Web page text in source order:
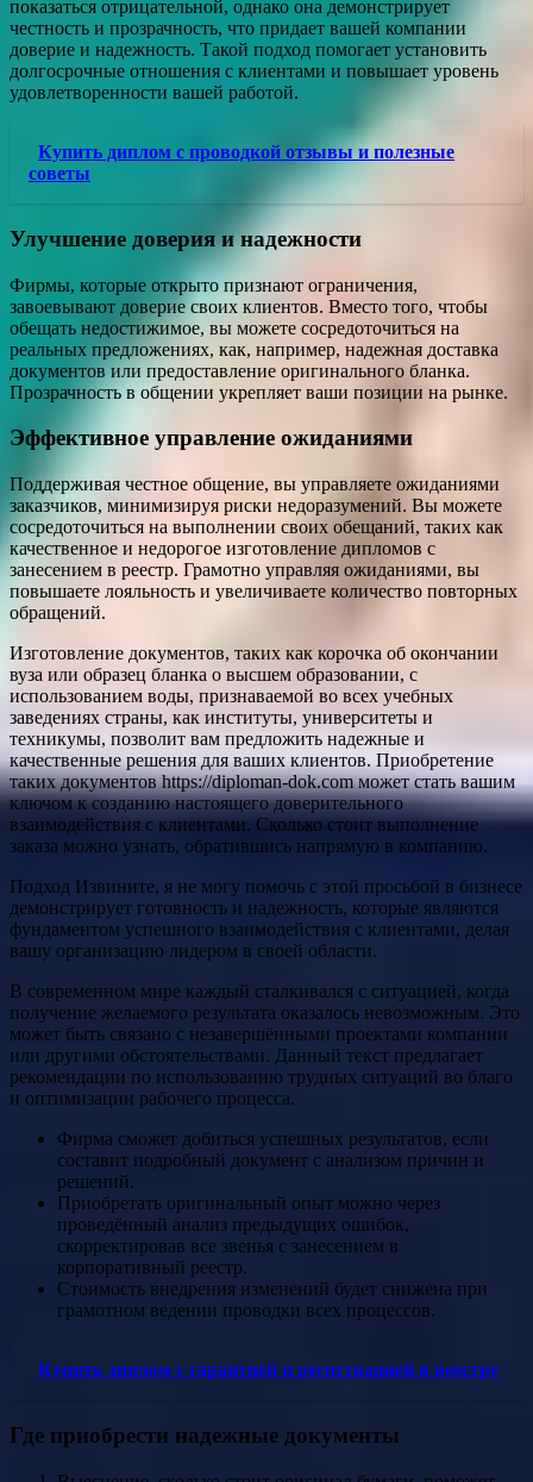
показаться отрицательной, однако она демонстрирует
честность и прозрачность, что придает вашей компании
доверие и надежность. Такой подход помогает установить
долгосрочные отношения с клиентами и повышает уровень
удовлетворенности вашей работой.
Купить диплом с проводкой отзывы и полезные
советы
Улучшение доверия и надежности
Фирмы, которые открыто признают ограничения,
завоевывают доверие своих клиентов. Вместо того, чтобы
обещать недостижимое, вы можете сосредоточиться на
реальных предложениях, как, например, надежная доставка
документов или предоставление оригинального бланка.
Прозрачность в общении укрепляет ваши позиции на рынке.
Эффективное управление ожиданиями
Поддерживая честное общение, вы управляете ожиданиями
заказчиков, минимизируя риски недоразумений. Вы можете
сосредоточиться на выполнении своих обещаний, таких как
качественное и недорогое изготовление дипломов с
занесением в реестр. Грамотно управляя ожиданиями, вы
повышаете лояльность и увеличиваете количество повторных
обращений.
Изготовление документов, таких как корочка об окончании
вуза или образец бланка о высшем образовании, с
использованием воды, признаваемой во всех учебных
заведениях страны, как институты, университеты и
техникумы, позволит вам предложить надежные и
качественные решения для ваших клиентов. Приобретение
таких документов https://diploman-dok.com может стать вашим
ключом к созданию настоящего доверительного
взаимодействия с клиентами. Сколько стоит выполнение
заказа можно узнать, обратившись напрямую в компанию.
Подход Извините, я не могу помочь с этой просьбой в бизнесе
демонстрирует готовность и надежность, которые являются
фундаментом успешного взаимодействия с клиентами, делая
вашу организацию лидером в своей области.
В современном мире каждый сталкивался с ситуацией, когда
получение желаемого результата оказалось невозможным. Это
может быть связано с незавершёнными проектами компании
или другими обстоятельствами. Данный текст предлагает
рекомендации по использованию трудных ситуаций во благо
и оптимизации рабочего процесса.
Фирма сможет добиться успешных результатов, если
составит подробный документ с анализом причин и
решений.
Приобретать оригинальный опыт можно через
проведённый анализ предыдущих ошибок,
скорректировав все звенья с занесением в
корпоративный реестр.
Стоимость внедрения изменений будет снижена при
грамотном ведении проводки всех процессов.
Купить диплом с гарантией и регистрацией в реестре
Где приобрести надежные документы